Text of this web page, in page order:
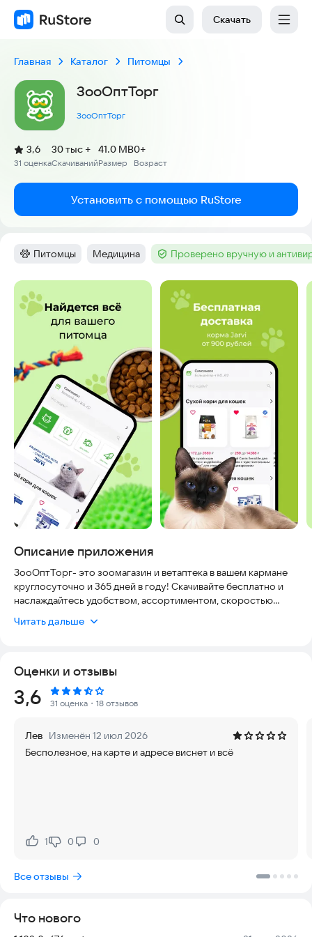
Скачать
Главная Каталог Питомцы
ЗооОптТорг
ЗооОптТорг
Рейтинг:
3,6
(
31 оценка
)
Скачиваний
30 тыс +
Размер
41.0 MB
Возраст
0+
Установить с помощью RuStore
Категория:
Питомцы Тег:
Медицина Тег :Проверено вручную и
Скриншоты
Описание приложения
ЗооОптТорг- это зоомагазин и ветаптека в вашем кармане
круглосуточно и 365 дней в году! Скачивайте бесплатно и
наслаждайтесь удобством, ассортиментом, скоростью
Grandorf, Brit, Monge, Sheba, Farmina, Eukanuba, Triol, Fiory,
Whiskas, Pedigree, PiPi Bent, Fresh Step, ЗверьеМоё, Бравекто,
а ещё — корма собственного производства!
• Лучший зоомагазин и ветаптеку для любимцев в вашем
• Самовывоз с дополнительной скидкой от 30 минут в
магазинах сети.
• Особую категорию товаров с PRO-ценой (самая низкая
Читать дальше
Оценки и отзывы
Рейтинг:
3,6 31 оценка ・18 отзывов
Лев Изменён 12 июл 2026
Бесполезное, на карте и адресе виснет и всё
Нравится:
1Не нравится:
0 0
Все отзывы
Что нового